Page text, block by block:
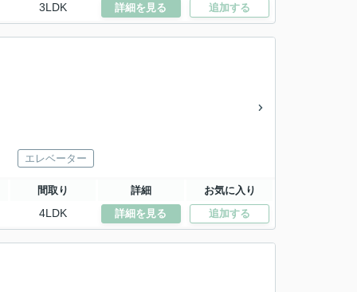
3LDK 詳細を見る 追加する
エレベーター
間取り 詳細 お気に入り
4LDK 詳細を見る 追加する